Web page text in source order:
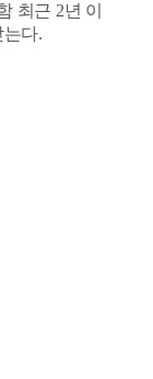
최근 2년 이
는다.